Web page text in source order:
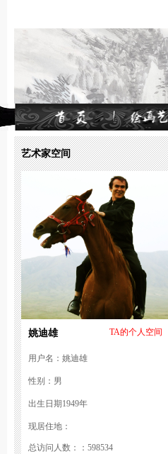
艺术家空间
姚迪雄 TA的个人空间
用户名：姚迪雄
性别：男
出生日期1949年
现居住地：
总访问人数：：598534